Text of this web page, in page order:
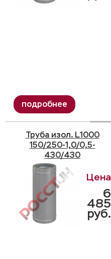
Труба изол. L1000
150/250-1,0/0,5-
430/430
6
485
руб.